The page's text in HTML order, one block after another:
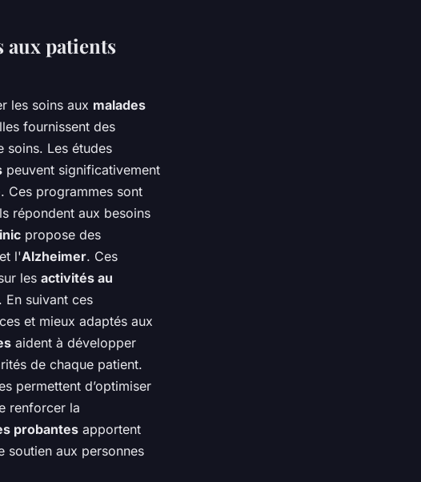
aux patients
les soins aux malades
fournissent des
soins. Les études
peuvent significativement
. Ces programmes sont
répondent aux besoins
propose des
et l'Alzheimer. Ces
les activités au
suivant ces
et mieux adaptés aux
aident à développer
de chaque patient.
permettent d’optimiser
renforcer la
probantes apportent
soutien aux personnes